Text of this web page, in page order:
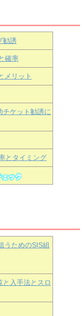
勧誘
確率
メリット
ケット勧誘に
とタイミング
うためのSIS組
と入手法とスロ